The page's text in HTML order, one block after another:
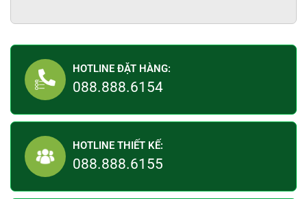
HOTLINE ĐẶT HÀNG:
088.888.6154
HOTLINE THIẾT KẾ:
088.888.6155